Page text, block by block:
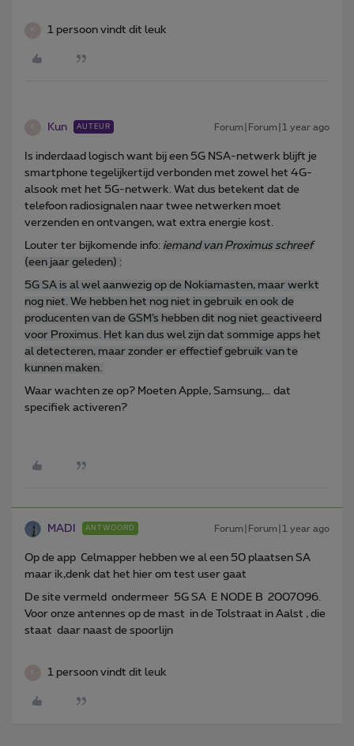
1 persoon vindt dit leuk
Kun AUTEUR Forum|Forum|1 year ago
Is inderdaad logisch want bij een 5G NSA-netwerk blijft je
smartphone tegelijkertijd verbonden met zowel het 4G-
alsook met het 5G-netwerk. Wat dus betekent dat de
telefoon radiosignalen naar twee netwerken moet
verzenden en ontvangen, wat extra energie kost.
Louter ter bijkomende info: iemand van Proximus schreef
(een jaar geleden) :
5G SA is al wel aanwezig op de Nokiamasten, maar werkt
nog niet. We hebben het nog niet in gebruik en ook de
producenten van de GSM’s hebben dit nog niet geactiveerd
voor Proximus. Het kan dus wel zijn dat sommige apps het
al detecteren, maar zonder er effectief gebruik van te
kunnen maken.
Waar wachten ze op? Moeten Apple, Samsung,… dat
specifiek activeren?
MADI ANTWOORD Forum|Forum|1 year ago
Op de app Celmapper hebben we al een 50 plaatsen SA
maar ik,denk dat het hier om test user gaat
De site vermeld ondermeer 5G SA E NODE B 2007096.
Voor onze antennes op de mast in de Tolstraat in Aalst , die
staat daar naast de spoorlijn
1 persoon vindt dit leuk